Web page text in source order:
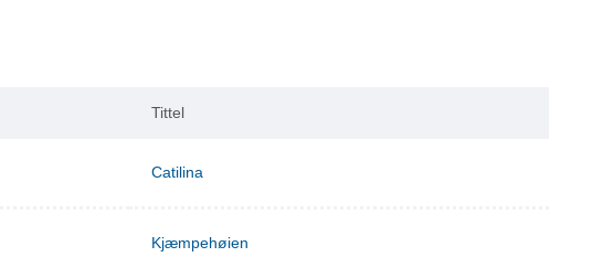
Tittel
Catilina
Kjæmpehøien